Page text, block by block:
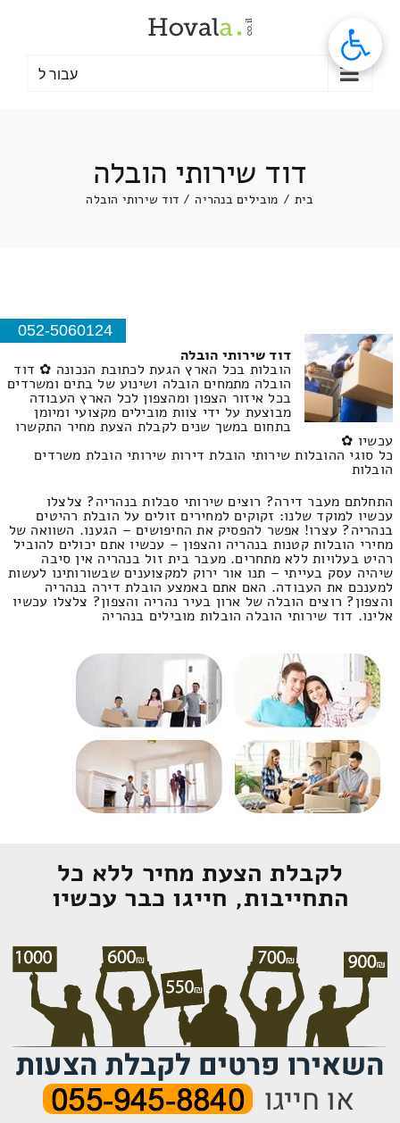
עבור ל
דוד שירותי הובלה
בית / מובילים בנהריה / דוד שירותי הובלה
052-5060124
דוד שירותי הובלה
הובלות בכל הארץ הגעת לכתובת הנכונה ✿ דוד
הובלה מתמחים הובלה ושינוע של בתים ומשרדים
בכל איזור הצפון ומהצפון לכל הארץ העבודה
מבוצעת על ידי צוות מובילים מקצועי ומיומן
בתחום במשך שנים לקבלת הצעת מחיר התקשרו
עכשיו ✿
כל סוגי ההובלות שירותי הובלת דירות שירותי הובלת משרדים
הובלות
התחלתם מעבר דירה? רוצים שירותי סבלות בנהריה? צלצלו
עכשיו למוקד שלנו: זקוקים למחירים זולים על הובלת רהיטים
בנהריה? עצרו! אפשר להפסיק את החיפושים – הגענו. השוואה של
מחירי הובלות קטנות בנהריה והצפון – עכשיו אתם יכולים להוביל
רהיט בעלויות ללא מתחרים. מעבר בית זול בנהריה אין סיבה
שיהיה עסק בעייתי – תנו אור ירוק למקצוענים שבשורותינו לעשות
למענכם את העבודה. האם אתם באמצע הובלת דירה בנהריה
והצפון? רוצים הובלה של ארון בעיר נהריה והצפון? צלצלו עכשיו
אלינו. דוד שירותי הובלה הובלות מובילים בנהריה
לקבלת הצעת מחיר ללא כל
התחייבות, חייגו כבר עכשיו